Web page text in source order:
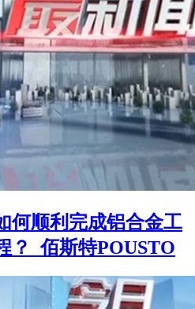
何顺利完成铝合金工
？_佰斯特POUSTO